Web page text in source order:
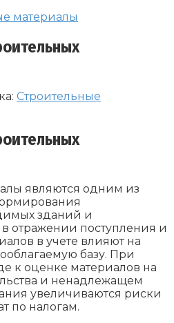
материалы
Строительные
являются одним из
зданий и
отражении поступления и
в учете влияют на
базу. При
к оценке материалов на
и ненадлежащем
увеличиваются риски
по налогам.